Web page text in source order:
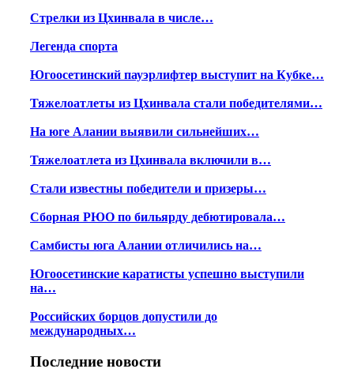
Стрелки из Цхинвала в числе…
Легенда спорта
Югоосетинский пауэрлифтер выступит на Кубке…
Тяжелоатлеты из Цхинвала стали победителями…
На юге Алании выявили сильнейших…
Тяжелоатлета из Цхинвала включили в…
Стали известны победители и призеры…
Сборная РЮО по бильярду дебютировала…
Самбисты юга Алании отличились на…
Югоосетинские каратисты успешно выступили
на…
Российских борцов допустили до
международных…
Последние новости